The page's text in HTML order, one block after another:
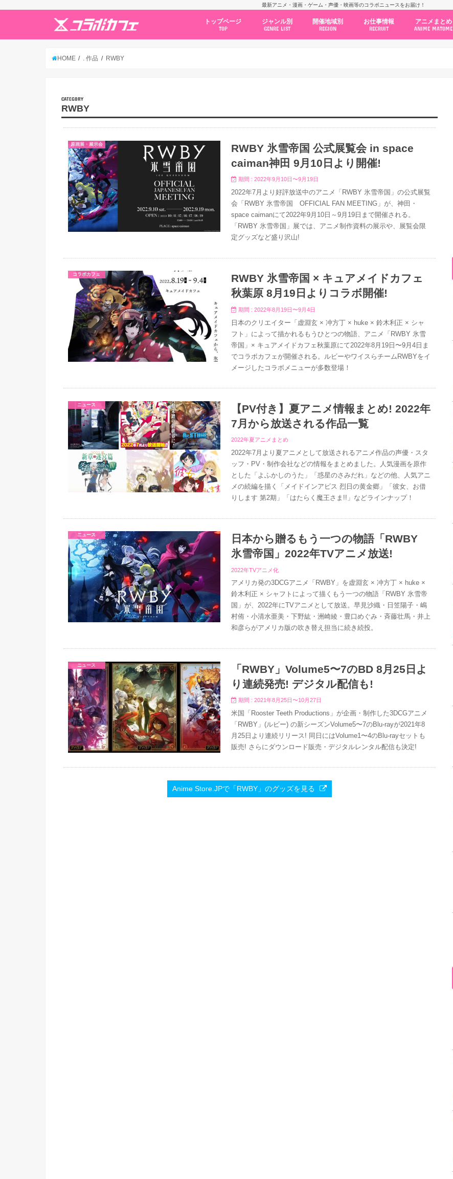
最新アニメ・漫画・ゲーム・声優・映画等のコラボニュースをお届け！
トップページ
TOP
ジャンル別
GENRE LIST
開催地域別
REGION
お仕事情報
RECRUIT
アニメまとめ
ANIME MATOME
HOME . 作品 RWBY
CATEGORY
RWBY
原画展・展示会
RWBY 氷雪帝国 公式展覧会 in space
caiman神田 9月10日より開催!
期間 : 2022年9月10日〜9月19日
2022年7月より好評放送中のアニメ「RWBY 氷雪帝国」の公式展覧
会「RWBY 氷雪帝国 OFFICIAL FAN MEETING」が、神田・
space caimanにて2022年9月10日～9月19日まで開催される。
「RWBY 氷雪帝国」展では、アニメ制作資料の展示や、展覧会限
定グッズなど盛り沢山!
コラボカフェ
RWBY 氷雪帝国 × キュアメイドカフェ
秋葉原 8月19日よりコラボ開催!
期間 : 2022年8月19日〜9月4日
日本のクリエイター「虚淵玄 × 冲方丁 × huke × 鈴木利正 × シャ
フト」によって描かれるもうひとつの物語、アニメ「RWBY 氷雪
帝国」× キュアメイドカフェ秋葉原にて2022年8月19日〜9月4日ま
でコラボカフェが開催される。ルビーやワイスらチームRWBYをイ
メージしたコラボメニューが多数登場！
ニュース
【PV付き】夏アニメ情報まとめ! 2022年
7月から放送される作品一覧
2022年夏アニメまとめ
2022年7月より夏アニメとして放送されるアニメ作品の声優・スタ
ッフ・PV・制作会社などの情報をまとめました。人気漫画を原作
とした「よふかしのうた」「惑星のさみだれ」などの他、人気アニ
メの続編を描く「メイドインアビス 烈日の黄金郷」「彼女、お借
りします 第2期」「はたらく魔王さま!!」などラインナップ！
ニュース
日本から贈るもう一つの物語「RWBY
氷雪帝国」2022年TVアニメ放送!
2022年TVアニメ化
アメリカ発の3DCGアニメ「RWBY」を虚淵玄 × 冲方丁 × huke ×
鈴木利正 × シャフトによって描くもう一つの物語「RWBY 氷雪帝
国」が、2022年にTVアニメとして放送。早見沙織・日笠陽子・嶋
村侑・小清水亜美・下野紘・洲崎綾・豊口めぐみ・斉藤壮馬・井上
和彦らがアメリカ版の吹き替え担当に続き続投。
ニュース
「RWBY」Volume5〜7のBD 8月25日よ
り連続発売! デジタル配信も!
期間 : 2021年8月25日〜10月27日
米国「Rooster Teeth Productions」が企画・制作した3DCGアニメ
「RWBY」(ルビー) の新シーズンVolume5〜7のBlu-rayが2021年8
月25日より連続リリース! 同日にはVolume1〜4のBlu-rayセットも
販売! さらにダウンロード販売・デジタルレンタル配信も決定!
Anime Store.JPで「RWBY」のグッズを見る